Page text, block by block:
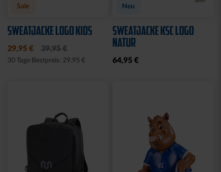
Sale
SWEATJACKE LOGO KIDS
29,95 € 39,95 €
30 Tage Bestpreis: 29,95 €
Neu
SWEATJACKE KSC LOGO
NATUR
64,95 €